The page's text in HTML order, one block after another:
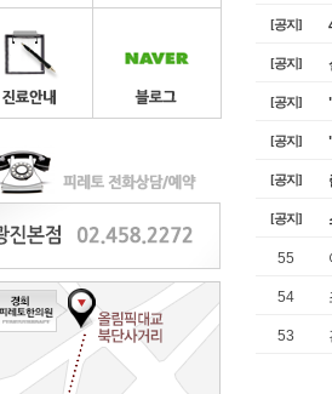
[공지]
[공지]
[공지]
[공지]
[공지]
[공지]
55
54
53